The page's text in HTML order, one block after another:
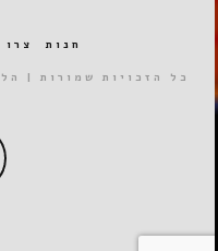
חנות צרו
כל הזכויות שמורות | הליקון